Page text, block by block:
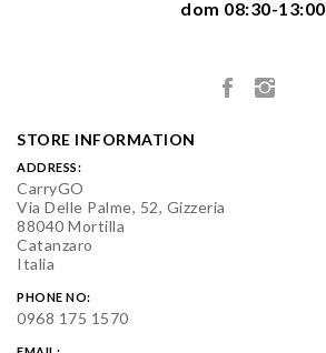
  dom 08:30-13:00
STORE INFORMATION
ADDRESS:
CarryGO
Via Delle Palme, 52, Gizzeria
88040 Mortilla
Catanzaro
Italia
PHONE NO:
0968 175 1570